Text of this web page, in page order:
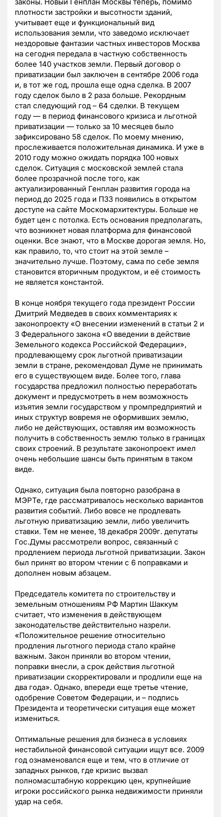
законы. Новый Генплан Москвы теперь, помимо
плотности застройки и высотности зданий,
учитывает еще и функциональный вид
использования земли, что заведомо исключает
нездоровые фантазии частных инвесторов Москва
на сегодня передала в частную собственность
более 140 участков земли. Первый договор о
приватизации был заключен в сентябре 2006 года
и, в тот же год, прошла еще одна сделка. В 2007
году сделок было в 2 раза больше. Рекордным
стал следующий год – 64 сделки. В текущем
году — в период финансового кризиса и льготной
приватизации — только за 10 месяцев было
зафиксировано 58 сделок. По моему мнению,
прослеживается положительная динамика. И уже в
2010 году можно ожидать порядка 100 новых
сделок. Ситуация с московской землей стала
более прозрачной после того, как
актуализированный Генплан развития города на
период до 2025 года и ПЗЗ появились в открытом
доступе на сайте Москомархитектуры. Больше не
будет цен с потолка. Есть основания предполагать,
что возникнет новая платформа для финансовой
оценки. Все знают, что в Москве дорогая земля. Но,
как правило, то, что стоит на этой земле –
значительно лучше. Поэтому, сама по себе земля
становится вторичным продуктом, и её стоимость
не является константой.
В конце ноября текущего года президент России
Дмитрий Медведев в своих комментариях к
законопроекту «О внесении изменений в статьи 2 и
3 Федерального закона «О введении в действие
Земельного кодекса Российской Федерации»,
продлевающему срок льготной приватизации
земли в стране, рекомендовал Думе не принимать
его в существующем виде. Более того, глава
государства предложил полностью переработать
документ и предусмотреть в нем возможность
изъятия земли государством у промпредприятий и
иных структур вовремя не оформивших землю,
либо не действующих, оставляя им возможность
получить в собственность землю только в границах
своих строений. В результате законопроект имел
очень небольшие шансы быть принятым в таком
виде.
Однако, ситуация была повторно разобрана в
МЭРТе, где рассматривалось несколько вариантов
развития событий. Либо вовсе не продлевать
льготную приватизацию земли, либо увеличить
ставки. Тем не менее, 18 декабря 2009г. депутаты
Гос.Думы рассмотрели вопрос, связанный с
продлением периода льготной приватизации. Закон
был принят во втором чтении с 6 поправками и
дополнен новым абзацем.
Председатель комитета по строительству и
земельным отношениям РФ Мартин Шаккум
считает, что изменения в действующем
законодательстве действительно назрели.
«Положительное решение относительно
продления льготного периода стало крайне
важным. Закон приняли во втором чтении,
поправки внесли, а срок действия льготной
приватизации скорректировали и продлили еще на
два года». Однако, впереди еще третье чтение,
одобрение Советом Федерации, и – подпись
Президента и теоретически ситуация еще может
измениться.
Оптимальные решения для бизнеса в условиях
нестабильной финансовой ситуации ищут все. 2009
год ознаменовался еще и тем, что в отличие от
западных рынков, где кризис вызвал
полномасштабную коррекцию цен, крупнейшие
игроки российского рынка недвижимости приняли
удар на себя.